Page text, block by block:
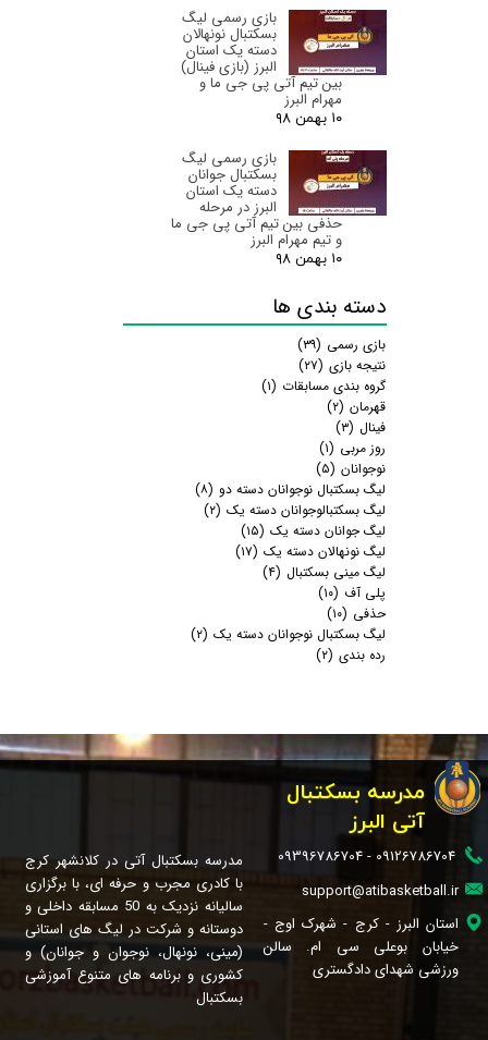
بازی رسمی لیگ
بسکتبال نونهالان
دسته یک استان
البرز‌ (بازی فینال)
بین تیم آتی پی جی ما و
مهرام البرز
۱۰ بهمن ۹۸
بازی رسمی لیگ
بسکتبال جوانان
دسته یک استان
البرز‌ در مرحله
حذفی بین تیم آتی پی جی ما
و تیم مهرام البرز
۱۰ بهمن ۹۸
دسته بندی ها
بازی رسمی (۳۹)
نتیجه بازی (۲۷)
گروه بندی مسابقات (۱)
قهرمان (۲)
فینال (۳)
روز مربی (۱)
نوجوانان (۵)
لیگ بسکتبال نوجوانان دسته دو (۸)
لیگ بسکتبالوجوانان دسته یک (۲)
لیگ جوانان دسته یک (۱۵)
لیگ نونهالان دسته یک (۱۷)
لیگ مینی بسکتبال (۴)
پلی آف (۱۰)
حذفی (۱۰)
لیگ بسکتبال نوجوانان دسته یک (۲)
رده بندی (۲)
مدرسه بسکتبال
آتی البرز
مدرسه بسکتبال آتی در کلانشهر کرج
با کادری مجرب و حرفه ای، با برگزاری
سالیانه نزدیک به 50 مسابقه داخلی و
دوستانه و شرکت در لیگ های استانی
(مینی، نونهال، نوجوان و جوانان) و
کشوری و برنامه های متنوع آموزشی
بسکتبال
09126786704 - 09396786704
support@atibasketball.ir
استان البرز - کرج - شهرک اوج -
خیابان بوعلی سی ام. سالن
ورزشی شهدای دادگستری